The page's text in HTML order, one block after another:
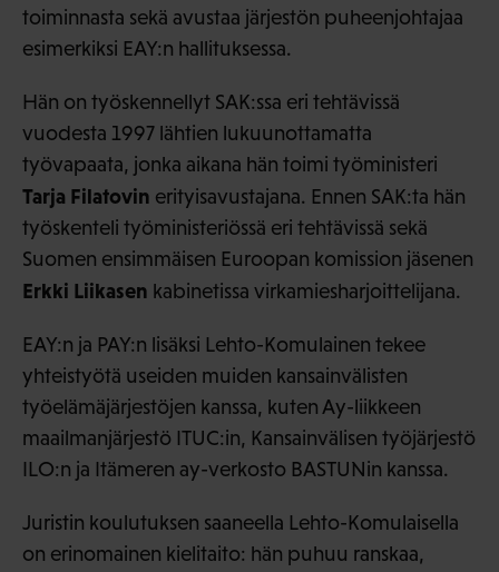
toiminnasta sekä avustaa järjestön puheenjohtajaa
esimerkiksi EAY:n hallituksessa.
Hän on työskennellyt SAK:ssa eri tehtävissä
vuodesta 1997 lähtien lukuunottamatta
työvapaata, jonka aikana hän toimi työministeri
Tarja Filatovin erityisavustajana. Ennen SAK:ta hän
työskenteli työministeriössä eri tehtävissä sekä
Suomen ensimmäisen Euroopan komission jäsenen
Erkki Liikasen kabinetissa virkamiesharjoittelijana.
EAY:n ja PAY:n lisäksi Lehto-Komulainen tekee
yhteistyötä useiden muiden kansainvälisten
työelämäjärjestöjen kanssa, kuten Ay-liikkeen
maailmanjärjestö ITUC:in, Kansainvälisen työjärjestö
ILO:n ja Itämeren ay-verkosto BASTUNin kanssa.
Juristin koulutuksen saaneella Lehto-Komulaisella
on erinomainen kielitaito: hän puhuu ranskaa,